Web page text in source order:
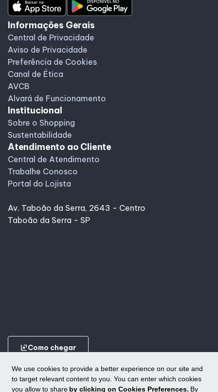
We use cookies to provide a better experience on our site and
to target relevant content to you. You can enter which cookies
you allow to share by clicking on Cookies Preferences. By
Informações Gerais
Central de Privacidade
Aviso de Privacidade
Preferência de Cookies
Canal de Ética
AVCB
Alvará de Funcionamento
Institucional
Sobre o Shopping
Sustentabilidade
Atendimento ao Cliente
Central de Atendimento
Trabalhe Conosco
Portal do Lojista
Av. Taboão da Serra, 2643 - Centro
Taboão da Serra - SP
ungroupComo chegar